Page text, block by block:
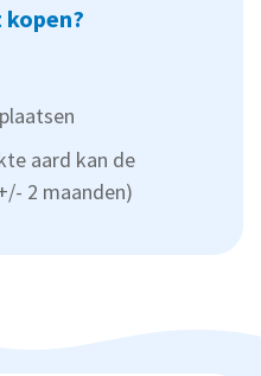
aard kan de
2 maanden)